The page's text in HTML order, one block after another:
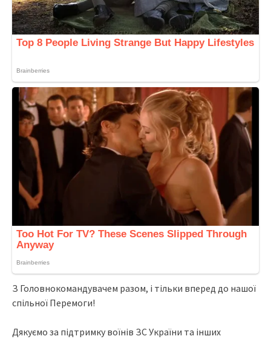
З Головнокомандувачем разом, і тільки вперед до нашої
спільної Перемоги!
Дякуємо за підтримку воїнів ЗС України та інших